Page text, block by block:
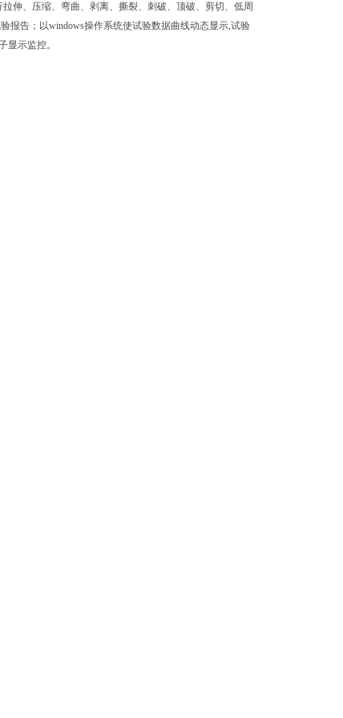
伸、压缩、弯曲、剥离、撕裂、刺破、顶破、剪切、低周
报告；以windows操作系统使试验数据曲线动态显示,试验
显示监控。